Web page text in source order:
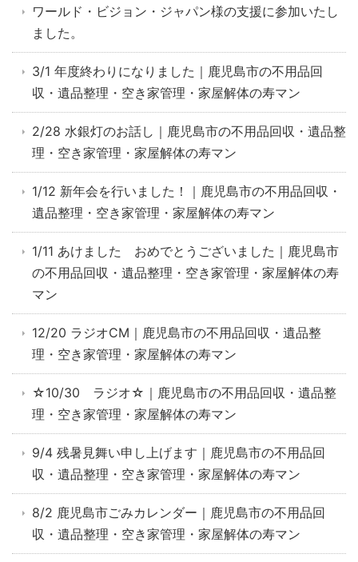
ワールド・ビジョン・ジャパン様の支援に参加いたし
ました。
3/1 年度終わりになりました｜鹿児島市の不用品回
収・遺品整理・空き家管理・家屋解体の寿マン
2/28 水銀灯のお話し｜鹿児島市の不用品回収・遺品整
理・空き家管理・家屋解体の寿マン
1/12 新年会を行いました！｜鹿児島市の不用品回収・
遺品整理・空き家管理・家屋解体の寿マン
1/11 あけました おめでとうございました｜鹿児島市
の不用品回収・遺品整理・空き家管理・家屋解体の寿
マン
12/20 ラジオCM｜鹿児島市の不用品回収・遺品整
理・空き家管理・家屋解体の寿マン
☆10/30 ラジオ☆｜鹿児島市の不用品回収・遺品整
理・空き家管理・家屋解体の寿マン
9/4 残暑見舞い申し上げます｜鹿児島市の不用品回
収・遺品整理・空き家管理・家屋解体の寿マン
8/2 鹿児島市ごみカレンダー｜鹿児島市の不用品回
収・遺品整理・空き家管理・家屋解体の寿マン